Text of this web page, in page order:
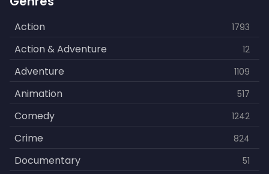
Action 1793
Action & Adventure 12
Adventure 1109
Animation 517
Comedy 1242
Crime 824
Documentary 51